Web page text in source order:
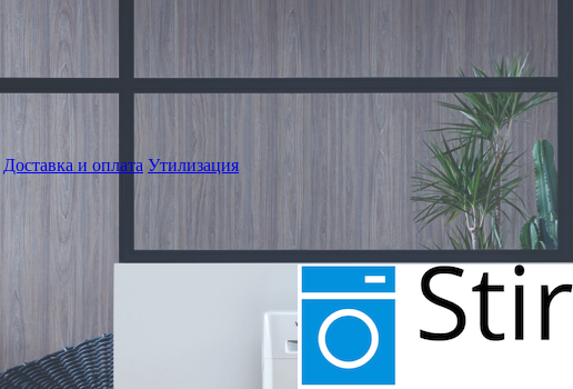
Доставка и оплата Утилизация